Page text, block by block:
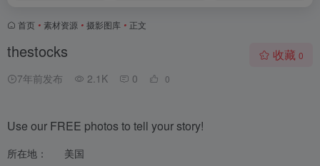
首页 • 素材资源 • 摄影图库 • 正文
thestocks
7年前发布 2.1K 0 0
收藏 0
Use our FREE photos to tell your story!
所在地：
美国